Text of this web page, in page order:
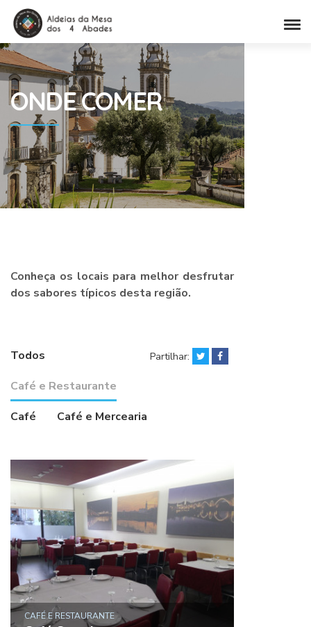
ONDECOMER
Conheça os locais para melhor desfrutar
dos sabores típicos desta região.
Partilhar:
Todos
Café e Restaurante
Café
Café e Mercearia
CAFÉ E RESTAURANTE